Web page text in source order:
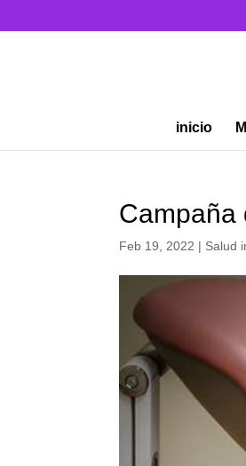
inicio
Campaña
Feb 19, 2022 | Salud